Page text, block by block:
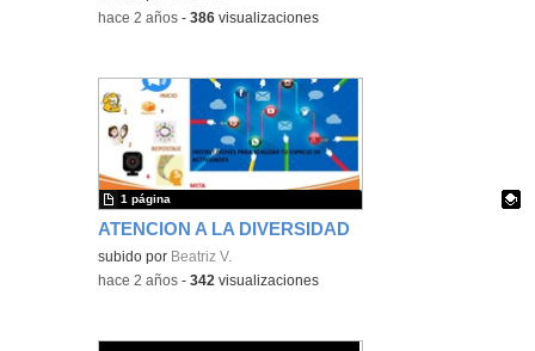
-hace 2 años -386 visualizaciones
ATENCION A LA DIVERSIDAD
Contenido educativo.
subido por Beatriz V.
1 página
-hace 2 años -342 visualizaciones